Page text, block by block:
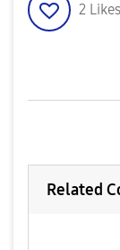
2 Likes
Related